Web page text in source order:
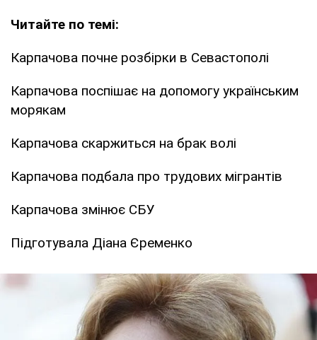
Читайте по темі:
Карпачова почне розбірки в Севастополі
Карпачова поспішає на допомогу українським
морякам
Карпачова скаржиться на брак волі
Карпачова подбала про трудових мігрантів
Карпачова змінює СБУ
Підготувала Діана Єременко